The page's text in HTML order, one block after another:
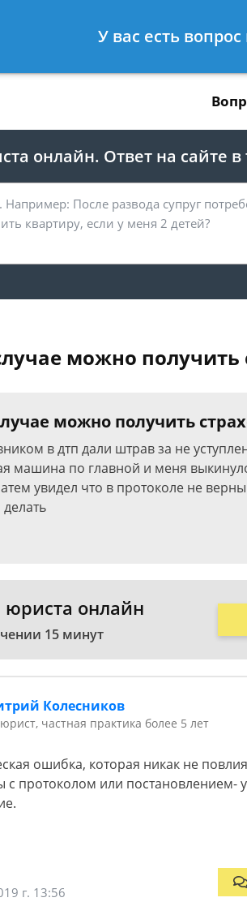
8 812 467-39-37
онлайн. Ответ на сайте
можно получить
можно получить
в дтп дали штрав за не
машина по главной и меня
увидел что в протоколе не
юриста онлайн
15 минут
Колесников
частная практика более 5 лет
ошибка, которая никак не
с протоколом или постановлением-
г. 13:56
У вас есть